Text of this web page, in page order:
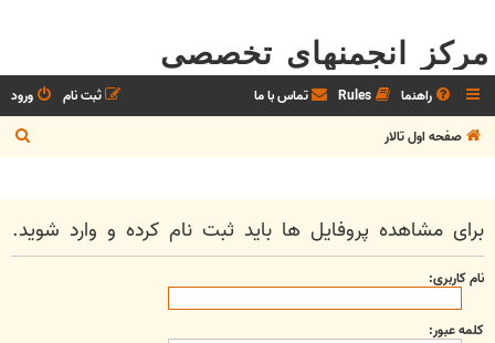
مرکز انجمنهای تخصصی
راهنما Rules تماس با ما ورود
ثبت نام
صفحه اول تالار
س
و
برای مشاهده پروفایل ها باید ثبت نام کرده و وارد شوید.
نام کاربری:
کلمه عبور: